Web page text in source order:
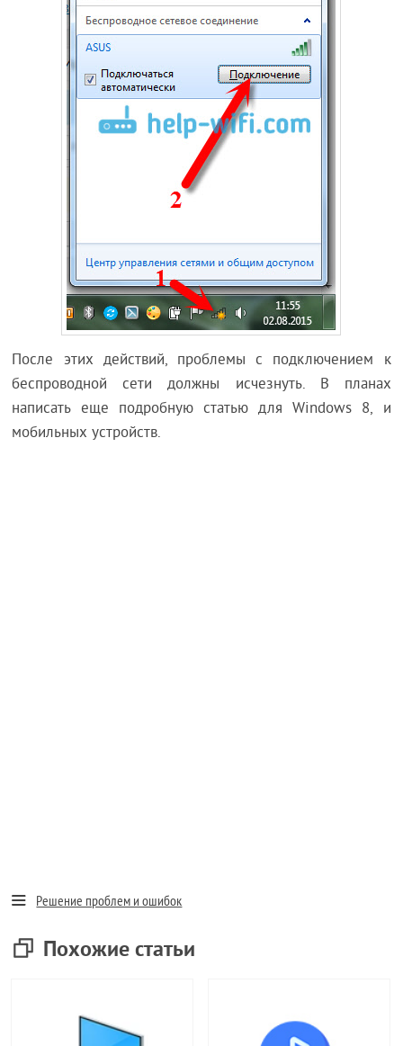
После этих действий, проблемы с подключением к
беспроводной сети должны исчезнуть. В планах
написать еще подробную статью для Windows 8, и
мобильных устройств.
Решение проблем и ошибок
Похожие статьи